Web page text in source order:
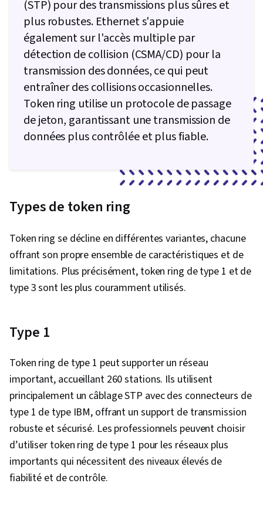
(STP) pour des transmissions plus sûres et
plus robustes. Ethernet s'appuie
également sur l'accès multiple par
détection de collision (CSMA/CD) pour la
transmission des données, ce qui peut
entraîner des collisions occasionnelles.
Token ring utilise un protocole de passage
de jeton, garantissant une transmission de
données plus contrôlée et plus fiable.
Types de token ring
Token ring se décline en différentes variantes, chacune
offrant son propre ensemble de caractéristiques et de
limitations. Plus précisément, token ring de type 1 et de
type 3 sont les plus couramment utilisés.
Type 1
Token ring de type 1 peut supporter un réseau
important, accueillant 260 stations. Ils utilisent
principalement un câblage STP avec des connecteurs de
type 1 de type IBM, offrant un support de transmission
robuste et sécurisé. Les professionnels peuvent choisir
d’utiliser token ring de type 1 pour les réseaux plus
importants qui nécessitent des niveaux élevés de
fiabilité et de contrôle.